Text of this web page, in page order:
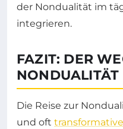
der Nondualität im
integrieren.
FAZIT: DER
NONDUALITÄT
Die Reise zur
und oft transformative